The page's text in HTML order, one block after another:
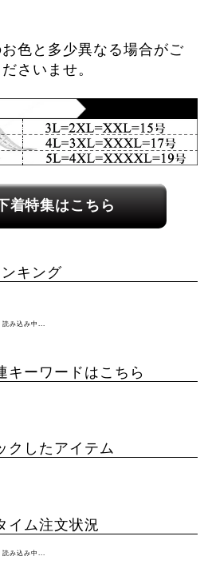
色と多少異なる場合がご
さいませ。
ンク
着特集はこちら
ンキング
読み込み中...
キーワードはこちら
クしたアイテム
イム注文状況
読み込み中...